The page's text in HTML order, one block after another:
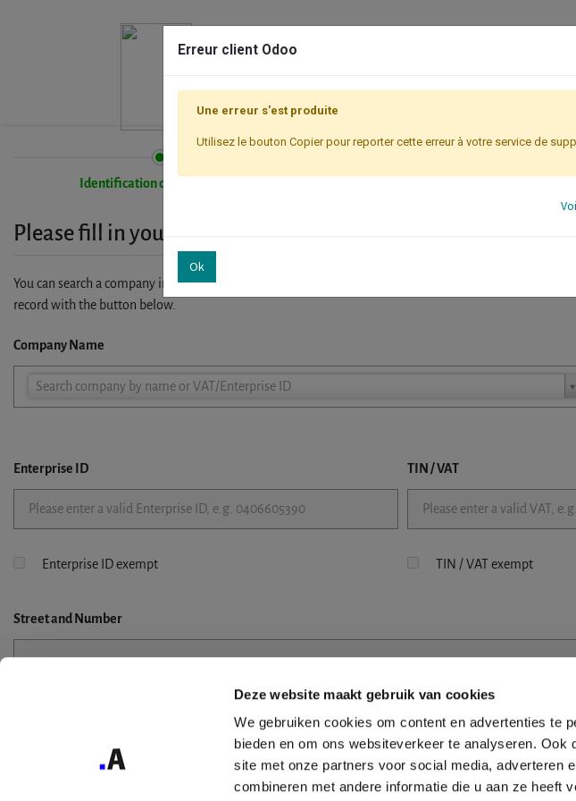
Deze website maakt gebruik van cookies
We gebruiken cookies om content en advertenties te
bieden en om ons websiteverkeer te analyseren.
site met onze partners voor social media, adverteren
combineren met andere informatie die u aan ze heeft
Identification de l'entreprise
Please fill in your company details
You can search a company in our database by name, VAT or enterprise ID. When a company is
record with the button below.
Company Name
Search company by name or VAT/Enterprise ID
Company
Enterprise ID TIN / VAT
Enterprise ID exempt TIN / VAT exempt
Streetand Number
Erreur client Odoo
Une erreur s'est produite
Utilisez le bouton Copier pour reporter cette erreur à votre service de
Ok